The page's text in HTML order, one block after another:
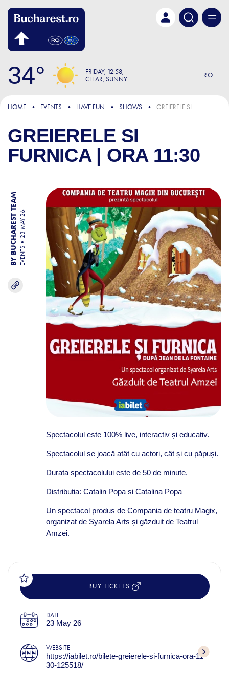
34 FRIDAY 12:58
CLEAR, SUNNY
RO
HOME EVENTS HAVE FUN SHOWS GREIERELE SI FURNICA | ORA 11:30
GREIERELE SI
FURNICA | ORA 11:30
BY BUCHAREST TEAM EVENTS
23 MAY 26
Spectacolul este 100% live, interactiv și educativ.
Spectacolul se joacăatât cu actori, cât și cu păpuși.
Durata spectacolului este de 50 de minute.
Distributia: Catalin Popa si Catalina Popa
Un spectacol produs de Compania de teatru Magix,
organizat de Syarela Arts și găzduit de Teatrul
Amzei.
BUY TICKETS
DATE
23 May 26
WEBSITE
https://iabilet.ro/bilete-greierele-si-furnica-ora-11-
30-125518/